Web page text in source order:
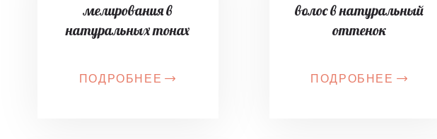
мелирования в
натуральных тонах
ПОДРОБНЕЕ
волос в натуральный
оттенок
ПОДРОБНЕЕ